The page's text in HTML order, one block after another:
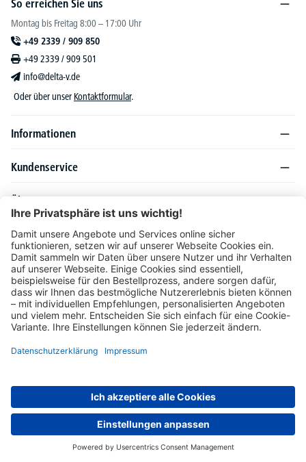
So erreichen Sie uns
Montag bis Freitag 8:00 – 17:00 Uhr
+49 2339 / 909 850
+49 2339 / 909 501
info@delta-v.de
Oder über unser Kontaktformular.
Informationen
Kundenservice
Über DELTA-V
Produktsortiment
Ratgeber
Folgen Sie uns auch auf
Unser Angebot richtet sich ausschließlich an Industrie, Handel, Gewerbe und
europäische Ausland gelten Sonderkonditionen, die auf Anfrage mitgeteilt werden.
* Alle Preise verstehen sich zzgl. gesetzlicher MwSt.